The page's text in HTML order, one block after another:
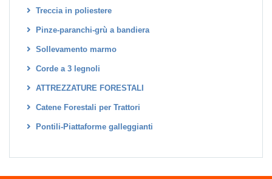
Treccia in poliestere
Pinze-paranchi-grù a bandiera
Sollevamento marmo
Corde a 3 legnoli
ATTREZZATURE FORESTALI
Catene Forestali per Trattori
Pontili-Piattaforme galleggianti